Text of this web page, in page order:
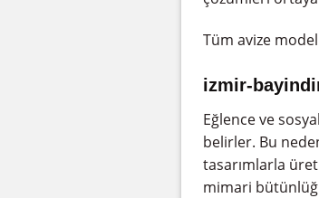
Tüm avize
izmir-
Eğlence ve
belirler. Bu
tasarımlarla
mimari